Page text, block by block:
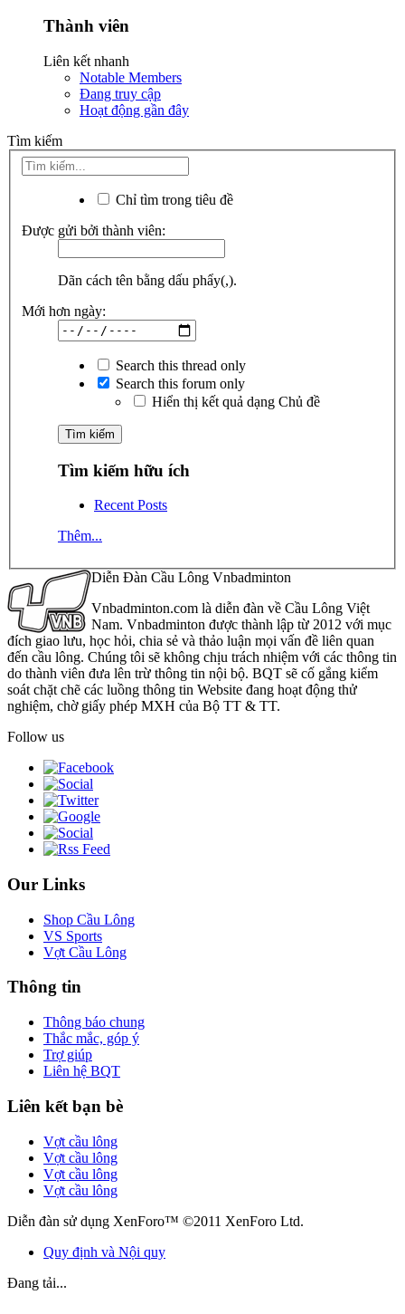
Thành viên
Liên kết nhanh
Notable Members
Đang truy cập
Hoạt động gần đây
Tìm kiếm
Chỉ tìm trong tiêu đề
Được gửi bởi thành viên:
Dãn cách tên bằng dấu phẩy(,).
Mới hơn ngày:
Search this thread only
Search this forum only
Hiển thị kết quả dạng Chủ đề
Tìm kiếm hữu ích
Recent Posts
Thêm...
Diễn Đàn Cầu Lông Vnbadminton
Vnbadminton.com là diễn đàn về Cầu Lông Việt
Nam. Vnbadminton được thành lập từ 2012 với mục
đích giao lưu, học hỏi, chia sẻ và thảo luận mọi vấn đề liên quan
đến cầu lông. Chúng tôi sẽ không chịu trách nhiệm với các thông tin
do thành viên đưa lên trừ thông tin nội bộ. BQT sẽ cố gắng kiểm
soát chặt chẽ các luồng thông tin Website đang hoạt động thử
nghiệm, chờ giấy phép MXH của Bộ TT & TT.
Follow us
Our Links
Shop Cầu Lông
VS Sports
Vợt Cầu Lông
Thông tin
Thông báo chung
Thắc mắc, góp ý
Trợ giúp
Liên hệ BQT
Liên kết bạn bè
Vợt cầu lông
Vợt cầu lông
Vợt cầu lông
Vợt cầu lông
Diễn đàn sử dụng XenForo™ ©2011 XenForo Ltd.
Quy định và Nội quy
Đang tải...